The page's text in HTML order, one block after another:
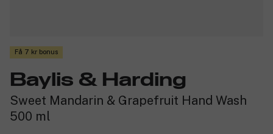
Få 7 kr bonus
Baylis & Harding
Sweet Mandarin & Grapefruit Hand Wash
500 ml